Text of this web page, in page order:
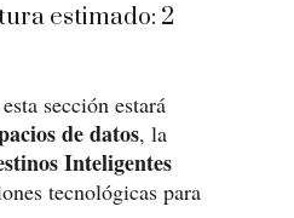
estimado: 2
sección estará
de datos, la
Inteligentes
tecnológicas para